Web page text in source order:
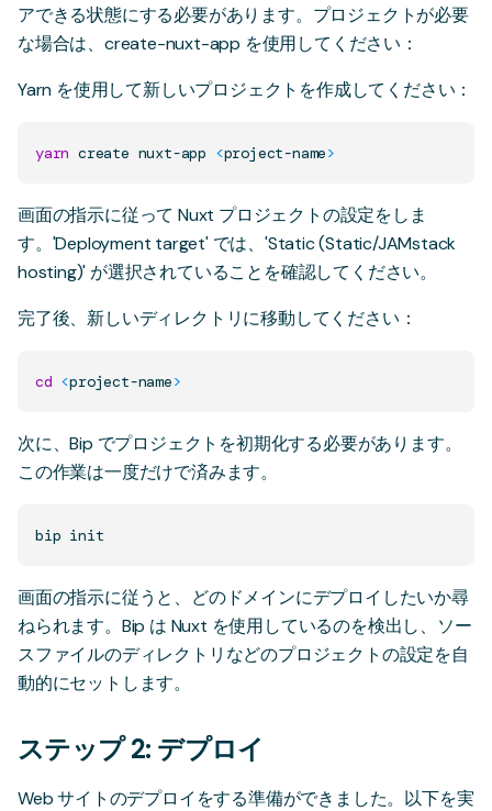
アできる状態にする必要があります。プロジェクトが必要
な場合は、 create-nuxt-app を使用してください：
Yarn を使用して新しいプロジェクトを作成してください：
yarn create nuxt-app <project-name>
画面の指示に従って Nuxt プロジェクトの設定をしま
す。'Deployment target' では、'Static (Static/JAMstack
hosting)' が選択されていることを確認してください。
完了後、新しいディレクトリに移動してください：
cd <project-name>
次に、Bip でプロジェクトを初期化する必要があります。
この作業は一度だけで済みます。
画面の指示に従うと、どのドメインにデプロイしたいか尋
ねられます。Bip は Nuxt を使用しているのを検出し、ソー
スファイルのディレクトリなどのプロジェクトの設定を自
動的にセットします。
ステップ 2: デプロイ
Web サイトのデプロイをする準備ができました。以下を実